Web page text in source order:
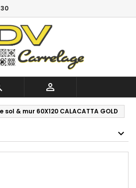

& mur 60X120 CALACATTA GOLD